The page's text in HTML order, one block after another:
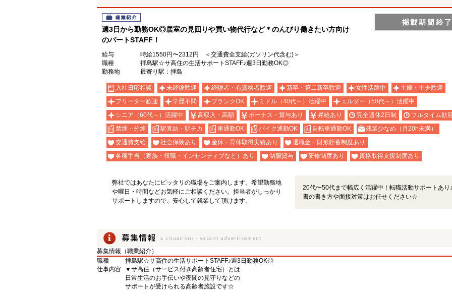
職業紹介
週3日から勤務OK◎居室の見回りや買い物代行など＊のんびり働きたい方向け
のパートSTAFF！
給与
時給1550円〜2312円 ＜交通費全支給(ガソリン代含む)＞
職種
拝島駅☆サ高住の生活サポートSTAFF♪週3日勤務OK◎
勤務地
最寄り駅：拝島
入社日応相談 未経験歓迎 経験者・有資格者歓迎 新卒・第二新卒歓迎 女性活躍中
主婦・主夫歓迎
フリーター歓迎
学歴不問 ブランクOK ミドル（40代～）活躍中
エルダー（50代～）活躍中
シニア（60代～）活躍中
高収入・高額 ボーナス・賞与あり 昇給あり 完全週休2日制
フルタイム歓
禁煙・分煙
駅直結・駅チカ 車通勤OK バイク通勤OK 自転車通勤OK
残業少なめ（月20h未満）
交通費支給
社会保険あり 産休・育休取得実績あり
退職金・財形貯蓄制度あり
各種手当（家族・役職・インセンティブなど）あり
制服貸与 研修制度あり 資格取得支援制度あり
弊社ではあなたにピッタリの職場をご案内します。希望勤務地
や曜日・時間などお気軽にご相談ください。担当者がしっかり
サポートしますので、安心して就業して頂けます。
20代〜50代まで幅広く活躍中！転職活動サポートあり
書の書き方や面接対策はお任せください☆
募集情報（職業紹介）
職種
拝島駅☆サ高住の生活サポートSTAFF♪週3日勤務OK◎
仕事内容
▼サ高住（サービス付き高齢者住宅）とは
日常生活のお手伝いや夜間の見守りなどの
サポートが受けられる高齢者施設です☆